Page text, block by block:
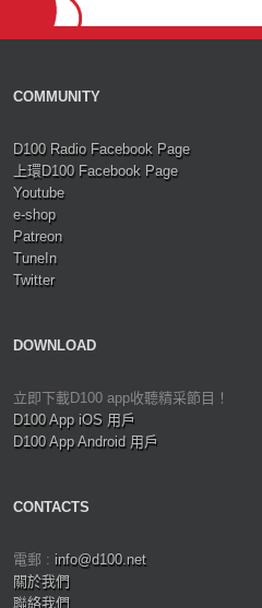
COMMUNITY
D100 Radio Facebook Page
上環D100 Facebook Page
Youtube
e-shop
Patreon
TuneIn
Twitter
DOWNLOAD
立即下載D100 app收聽精采節目！
D100 App iOS 用戶
D100 App Android 用戶
CONTACTS
電郵 : info@d100.net
關於我們
聯絡我們